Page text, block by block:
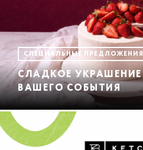
СПЕЦИАЛЬНЫЕ ПРЕДЛОЖЕНИЯ
СЛАДКОЕ УКРАШЕНИЕ
ВАШЕГО СОБЫТИЯ